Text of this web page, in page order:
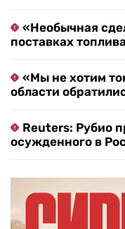
«Необычная
поставках
«Мы не хотим
области
Reuters: Рубио
осужденного в